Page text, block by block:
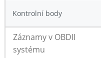
Kontrolní body
Záznamy v OBDII
systému